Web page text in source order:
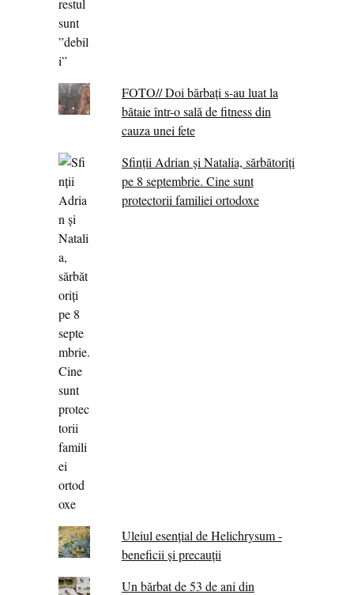
FOTO// Doi bărbați s-au luat la
bătaie într-o sală de fitness din
cauza unei fete
Sfinții Adrian și Natalia, sărbătoriți
pe 8 septembrie. Cine sunt
protectorii familiei ortodoxe
Uleiul esențial de Helichrysum -
beneficii și precauții
Un bărbat de 53 de ani din